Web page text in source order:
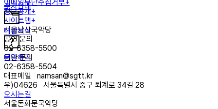
주차안내
대관서식
문의하기
이메일무단수집거부+
정보공개+
사이트맵+
서울남산국악당
공연 문의
02-6358-5500
대관 문의
02-6358-5504
대표메일 namsan@sgtt.kr
우)04626
서울특별시 중구 퇴계로 34길 28
오시는길
서울돈화문국악당